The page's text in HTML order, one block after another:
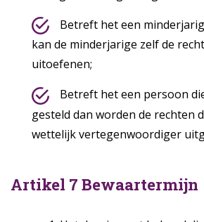
Betreft het een
kan de minderjarige zelf de
uitoefenen;
Betreft het een persoon
gesteld dan worden de rechten
wettelijk vertegenwoordiger
Artikel 7 Bewaartermijn